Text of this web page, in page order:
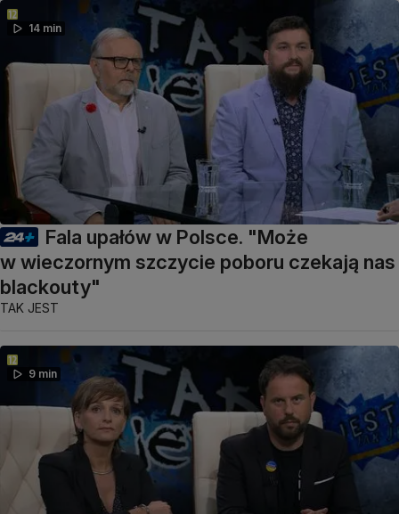
14 min
Fala upałów w Polsce. "Może
w wieczornym szczycie poboru czekają nas
blackouty"
TAK JEST
9 min